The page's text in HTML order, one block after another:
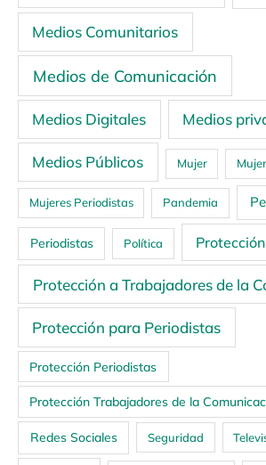
Medios Comunitarios
Medios de Comunicación
Medios Digitales Medios
Medios Públicos Mujer
Mujeres Periodistas Pandemia
Periodistas Política Protección
Protección a Trabajadores de la
Protección para Periodistas
Protección Periodistas
Protección Trabajadores de la
Redes Sociales Seguridad